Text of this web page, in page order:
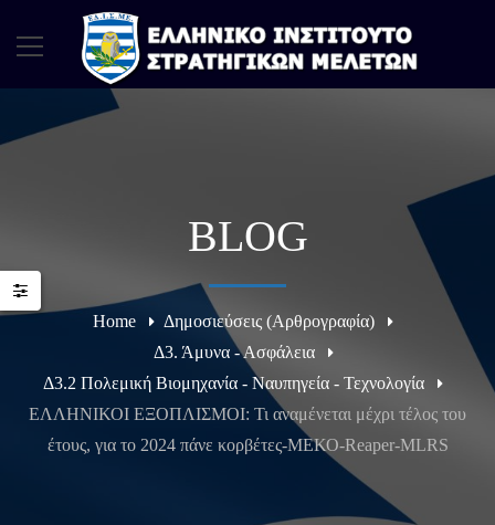
BLOG
Home
Δημοσιεύσεις (Αρθρογραφία)
Δ3. Άμυνα - Ασφάλεια
Δ3.2 Πολεμική Βιομηχανία - Ναυπηγεία - Τεχνολογία
ΕΛΛΗΝΙΚΟΙ ΕΞΟΠΛΙΣΜΟΙ: Τι αναμένεται μέχρι τέλος του
έτους, για το 2024 πάνε κορβέτες-ΜΕΚΟ-Reaper-MLRS